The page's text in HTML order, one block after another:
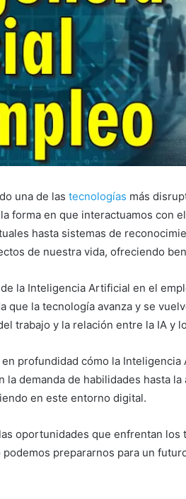
una de las tecnologías más
forma en que interactuamos con
hasta sistemas de
de nuestra vida, ofreciendo
la Inteligencia Artificial en el
que la tecnología avanza y se
trabajo y la relación entre la IA y
profundidad cómo la
la demanda de habilidades hasta
en este entorno digital.
oportunidades que enfrentan los
prepararnos para un